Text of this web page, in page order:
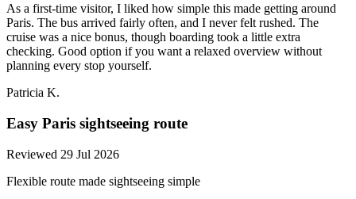
As a first-time visitor, I liked how simple this made getting around
Paris. The bus arrived fairly often, and I never felt rushed. The
cruise was a nice bonus, though boarding took a little extra
checking. Good option if you want a relaxed overview without
planning every stop yourself.
Patricia K.
Easy Paris sightseeing route
Reviewed 29 Jul 2026
Flexible route made sightseeing simple